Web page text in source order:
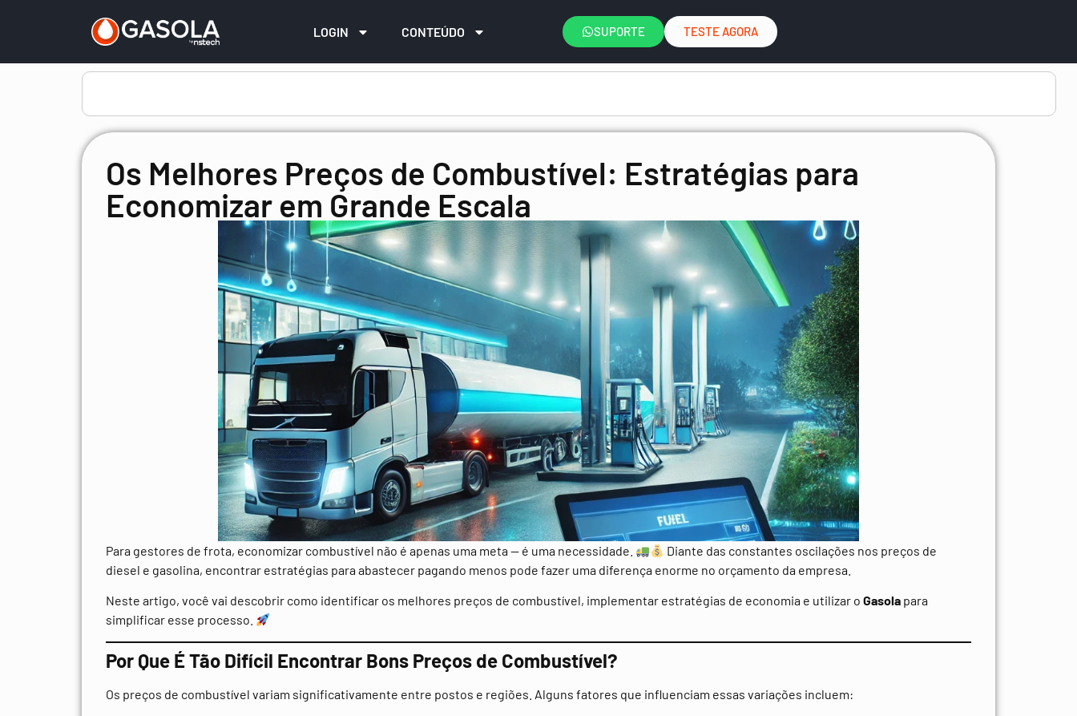
LOGIN CONTEÚDO SUPORTE TESTE AGORA
Os Melhores Preços de Combustível: Estratégias para
Economizar em Grande Escala
Para gestores de frota, economizar combustível não é apenas uma meta — é uma necessidade.
Diante das constantes oscilações nos preços de
diesel e gasolina, encontrar estratégias para abastecer pagando menos pode fazer uma diferença enorme no orçamento da empresa.
Neste artigo, você vai descobrir como identificar os melhores preços de combustível, implementar estratégias de economia e utilizar o Gasola para
simplificar esse processo.
Por Que É Tão Difícil Encontrar Bons Preços de Combustível?
Os preços de combustível variam significativamente entre postos e regiões. Alguns fatores que influenciam essas variações incluem: